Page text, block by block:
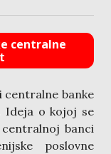
centralne
centralne banke
Ideja o kojoj se
banci
poslovne